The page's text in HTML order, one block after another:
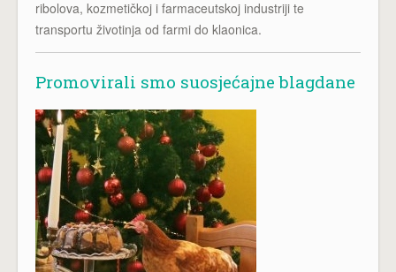
ribolova, kozmetičkoj i farmaceutskoj industriji te
transportu životinja od farmi do klaonica.
Promovirali smo suosjećajne blagdane